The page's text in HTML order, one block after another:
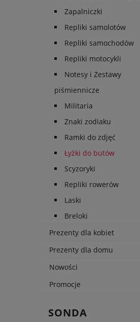
Zapalniczki
Repliki samolotów
Repliki samochodów
Repliki motocykli
Notesy i Zestawy
piśmiennicze
Militaria
Znaki zodiaku
Ramki do zdjęć
Łyżki do butów
Scyzoryki
Repliki rowerów
Laski
Breloki
Prezenty dla kobiet
Prezenty dla domu
Nowości
Promocje
SONDA